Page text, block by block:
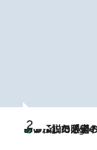
2 Hours Ago
あの伝説の限定トートも！ リニューアルした「ディーン